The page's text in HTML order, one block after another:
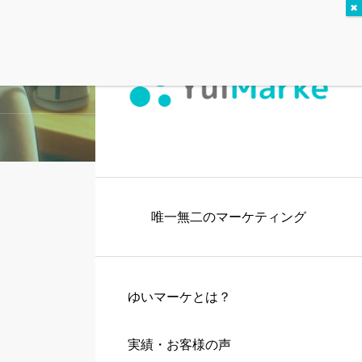
唯一無二のマーケティング
ゆいマーケとは？
実績・お客様の声